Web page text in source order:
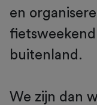
en
buitenland.
We zijn dan